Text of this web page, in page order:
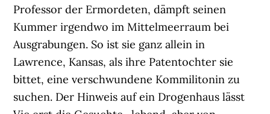
Professor der Ermordeten, dämpft seinen
Kummer irgendwo im Mittelmeerraum bei
Ausgrabungen. So ist sie ganz allein in
Lawrence, Kansas, als ihre Patentochter sie
bittet, eine verschwundene Kommilitonin zu
suchen. Der Hinweis auf ein Drogenhaus lässt